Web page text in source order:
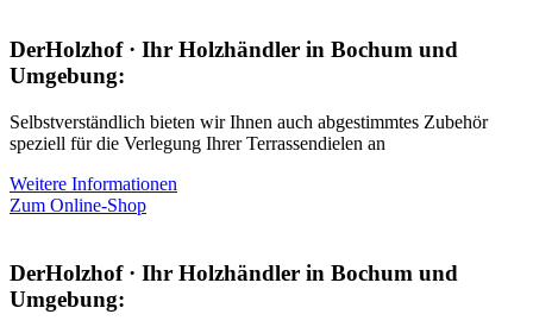
DerHolzhof · Ihr Holzhändler in Bochum und
Umgebung:
Selbstverständlich bieten wir Ihnen auch abgestimmtes Zubehör
speziell für die Verlegung Ihrer Terrassendielen an
Weitere Informationen
Zum Online-Shop
DerHolzhof · Ihr Holzhändler in Bochum und
Umgebung: